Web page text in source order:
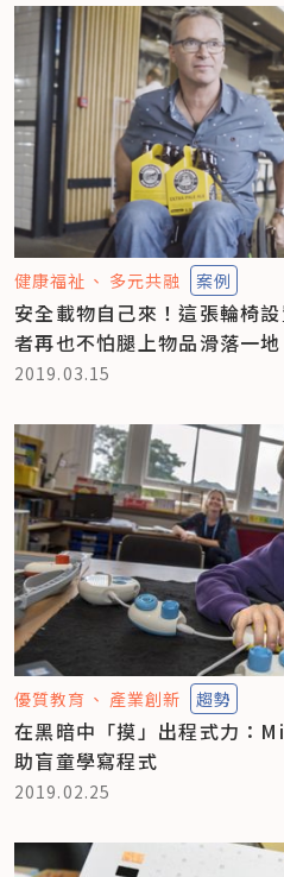
健康福祉 多元共融 案例
安全載物自己來！這張輪椅
者再也不怕腿上物品滑落一地
2019.03.15
優質教育 產業創新 趨勢
在黑暗中「摸」出程式力：
助盲童學寫程式
2019.02.25